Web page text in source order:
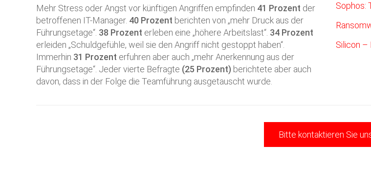
Mehr Stress oder Angst vor künftigen Angriffen empfinden 41 Prozent der
betroffenen IT-Manager. 40 Prozent berichten von „mehr Druck aus der
Führungsetage“. 38 Prozent erleben eine „höhere Arbeitslast“. 34 Prozent
erleiden „Schuldgefühle, weil sie den Angriff nicht gestoppt haben“.
Immerhin 31 Prozent erfuhren aber auch „mehr Anerkennung aus der
Führungsetage“. Jeder vierte Befragte (25 Prozent) berichtete aber auch
davon, dass in der Folge die Teamführung ausgetauscht wurde.
Sophos:
Silicon –
Bitte kontaktieren Sie